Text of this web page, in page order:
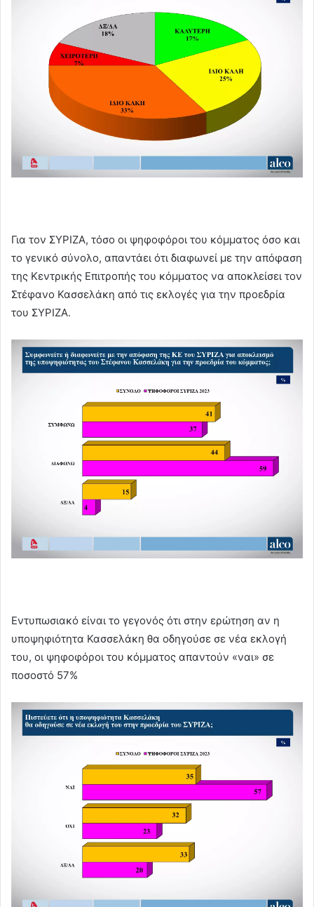
Για τον ΣΥΡΙΖΑ, τόσο οι ψηφοφόροι του κόμματος όσο και
το γενικό σύνολο, απαντάει ότι διαφωνεί με την απόφαση
της Κεντρικής Επιτροπής του κόμματος να αποκλείσει τον
Στέφανο Κασσελάκη από τις εκλογές για την προεδρία
του ΣΥΡΙΖΑ.
Εντυπωσιακό είναι το γεγονός ότι στην ερώτηση αν η
υποψηφιότητα Κασσελάκη θα οδηγούσε σε νέα εκλογή
του, οι ψηφοφόροι του κόμματος απαντούν «ναι» σε
ποσοστό 57%